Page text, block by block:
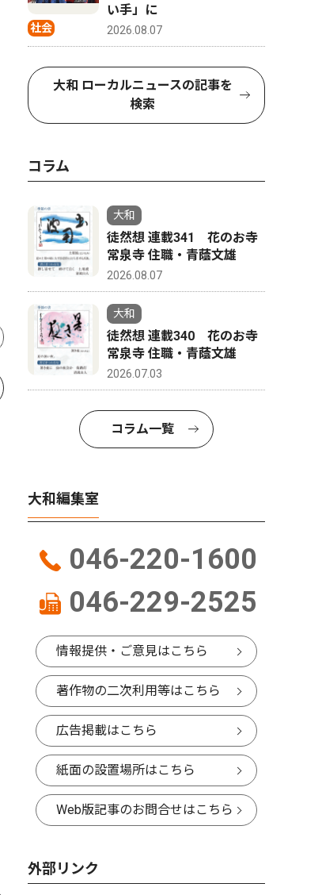
政治
大和
衆議院神奈川13区 太氏、中
道「離党しない」 地方選は
現状路線か
社会
い手」に
2026.08.07
大和 ローカルニュースの記事を
検索
コラム
大和
徒然想 連載341 花のお寺
常泉寺 住職・青蔭文雄
2026.08.07
大和
徒然想 連載340 花のお寺
常泉寺 住職・青蔭文雄
2026.07.03
コラム一覧
大和編集室
046-220-1600
046-229-2525
情報提供・ご意見はこちら
著作物の二次利用等はこちら
広告掲載はこちら
紙面の設置場所はこちら
Web版記事のお問合せはこちら
外部リンク